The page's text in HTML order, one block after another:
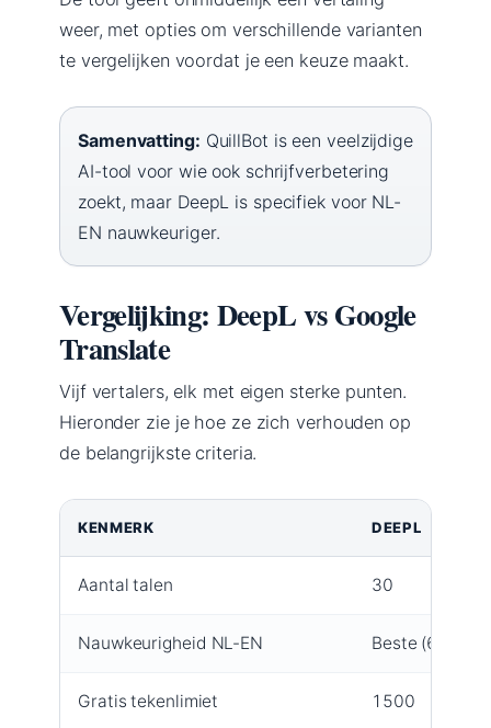
weer, met opties om verschillende varianten
te vergelijken voordat je een keuze maakt.
Samenvatting: QuillBot is een veelzijdige
AI-tool voor wie ook schrijfverbetering
zoekt, maar DeepL is specifiek voor NL-
EN nauwkeuriger.
Vergelijking: DeepL vs Google
Translate
Vijf vertalers, elk met eigen sterke punten.
Hieronder zie je hoe ze zich verhouden op
de belangrijkste criteria.
KENMERK DEEPL
Aantal talen 30
Nauwkeurigheid NL-EN Beste (65%
Gratis tekenlimiet 1500